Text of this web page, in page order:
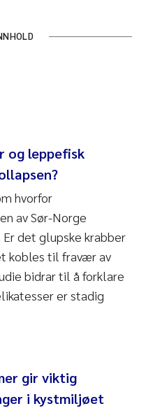
og leppefisk
hvorfor
av Sør-Norge
det glupske krabber
kobles til fravær av
bidrar til å forklare
er stadig
gir viktig
i kystmiljøet